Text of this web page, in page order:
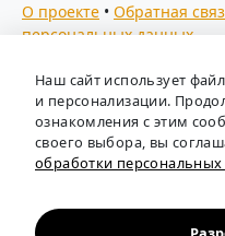
О проекте • Обратная
персональных данных
Мы собираем отзывы,
предоставляем всю
России. Также
труда: отслеживаем
безработицы и общую
Независимый портал-
Наш сайт использует
и персонализации.
ознакомления с этим
своего выбора, вы
обработки